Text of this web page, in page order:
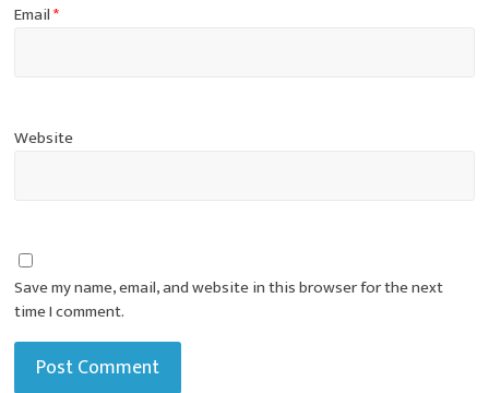
Email*
Website
Save my name, email, and website in this browser for the next
time I comment.